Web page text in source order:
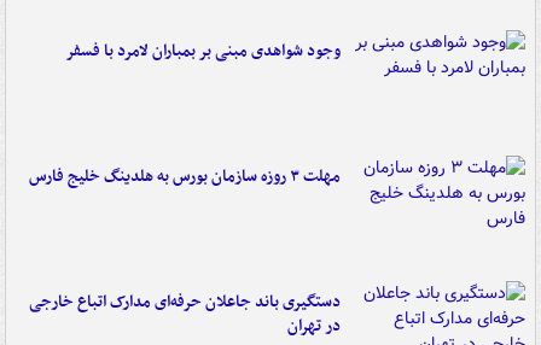
وجود شواهدی مبنی بر بمباران لامرد با فسفر
مهلت ۳ روزه سازمان بورس به هلدینگ خلیج فارس
دستگیری باند جاعلان حرفه‌ای مدارک اتباع خارجی
در تهران